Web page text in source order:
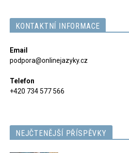
KONTAKTNÍ INFORMACE
Email
podpora@onlinejazyky.cz
Telefon
+420 734 577 566
NEJČTENĚJŠÍ PŘÍSPĚVKY